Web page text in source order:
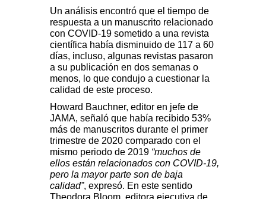
Un análisis encontró que el tiempo de
respuesta a un manuscrito relacionado
con COVID-19 sometido a una revista
científica había disminuido de 117 a 60
días, incluso, algunas revistas pasaron
a su publicación en dos semanas o
menos, lo que condujo a cuestionar la
calidad de este proceso.
Howard Bauchner, editor en jefe de
JAMA, señaló que había recibido 53%
más de manuscritos durante el primer
trimestre de 2020 comparado con el
mismo periodo de 2019 “muchos de
ellos están relacionados con COVID-19,
pero la mayor parte son de baja
calidad”, expresó. En este sentido
Theodora Bloom, editora ejecutiva de